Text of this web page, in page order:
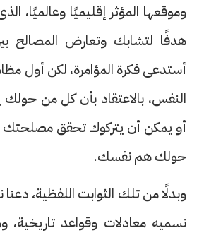
وموقعها المؤثر إقليميًا وعالميًا،
هدفًا لتشابك وتعارض المصالح
أستدعى فكرة المؤامرة، لكن أول
النفس، بالاعتقاد بأن كل من
أو يمكن أن يتركوك تحقق مصلحتك
حولك هم نفسك.
وبدلًا من تلك الثوابت اللفظية،
نسميه معادلات وقواعد تاريخية،